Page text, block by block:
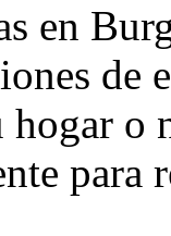
en
de
hogar o